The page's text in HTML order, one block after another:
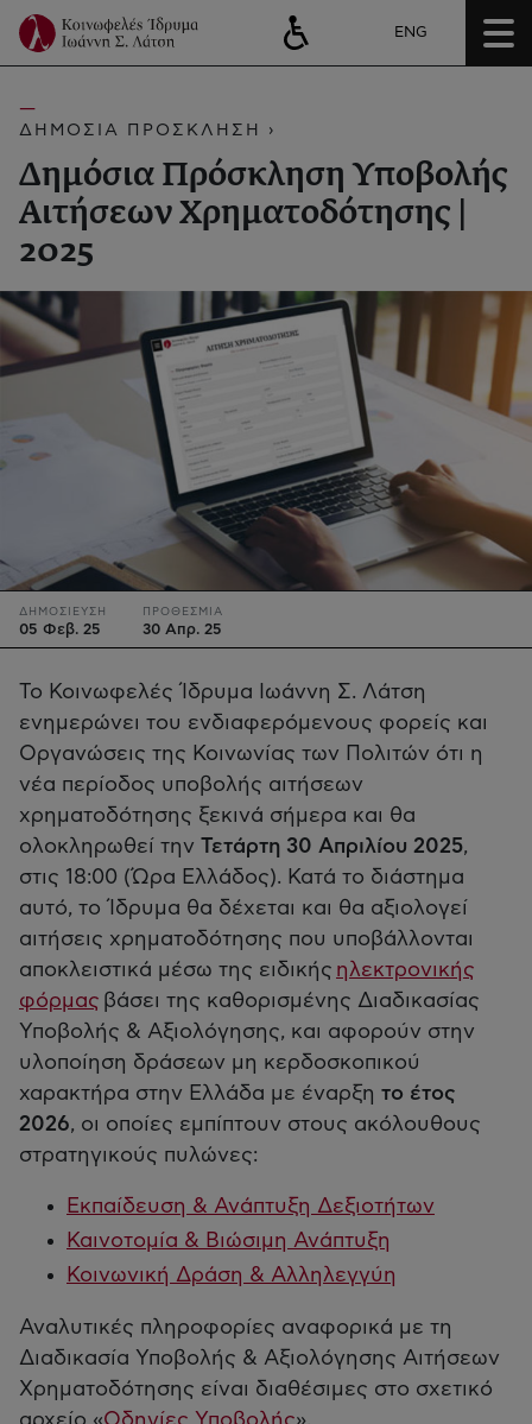
ENG
ΔΗΜΟΣΙΑ ΠΡΟΣΚΛΗΣΗ ›
Δημόσια Πρόσκληση Υποβολής
Αιτήσεων Χρηματοδότησης |
2025
ΔΗΜΟΣΙΕΥΣΗ
05 Φεβ. 25
ΠΡΟΘΕΣΜΙΑ
30 Απρ. 25
Το Κοινωφελές Ίδρυμα Ιωάννη Σ. Λάτση
ενημερώνει του ενδιαφερόμενους φορείς και
Οργανώσεις της Κοινωνίας των Πολιτών ότι η
νέα περίοδος υποβολής αιτήσεων
χρηματοδότησης ξεκινά σήμερα και θα
ολοκληρωθεί την Τετάρτη 30 Απριλίου 2025,
στις 18:00 (Ώρα Ελλάδος). Κατά το διάστημα
αυτό, το Ίδρυμα θα δέχεται και θα αξιολογεί
αιτήσεις χρηματοδότησης που υποβάλλονται
αποκλειστικά μέσω της ειδικής ηλεκτρονικής
φόρμας βάσει της καθορισμένης Διαδικασίας
Υποβολής & Αξιολόγησης, και αφορούν στην
υλοποίηση δράσεων μη κερδοσκοπικού
χαρακτήρα στην Ελλάδα με έναρξη το έτος
2026, οι οποίες εμπίπτουν στους ακόλουθους
στρατηγικούς πυλώνες:
Εκπαίδευση & Ανάπτυξη Δεξιοτήτων
Καινοτομία & Βιώσιμη Ανάπτυξη
Κοινωνική Δράση & Αλληλεγγύη
Αναλυτικές πληροφορίες αναφορικά με τη
Διαδικασία Υποβολής & Αξιολόγησης Αιτήσεων
Χρηματοδότησης είναι διαθέσιμες στο σχετικό